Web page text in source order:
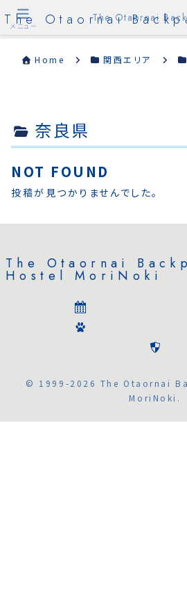
The Otaornai
Home 関西エリア
奈良県
NOT FOUND
投稿が見つかりませんでした。
The Otaornai
Hostel MoriNoki
© 1999-2026 The Otaornai
MoriNoki.
メニュー
The Otaornai